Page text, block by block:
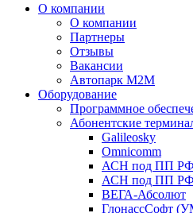
О компании
О компании
Партнеры
Отзывы
Вакансии
Автопарк М2М
Оборудование
Программное
Абонентские
Galileosky
Omnicomm
АСН под ПП РФ
АСН под ПП РФ
ВЕГА-Абсолют
ГлонассСофт